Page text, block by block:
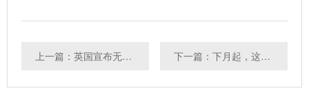
上一篇：英国宣布无限期保留欧盟“CE”认证 下一篇：下月起，这些产品将开始实施CCC认证